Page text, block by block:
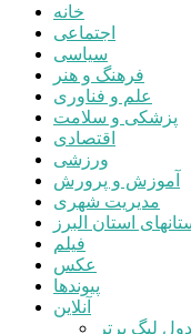
خانه
اجتماعی
سیاسی
فرهنگ و هنر
علم و فناوری
پزشکی و سلامت
اقتصادی
ورزشی
آموزش و پرورش
مدیریت شهری
استان البرز
فیلم
عکس
پیوندها
آنلاین
لیگ برتر